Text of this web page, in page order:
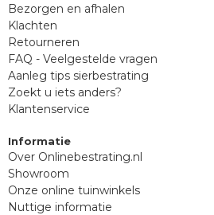
Bezorgen en afhalen
Klachten
Retourneren
FAQ - Veelgestelde vragen
Aanleg tips sierbestrating
Zoekt u iets anders?
Klantenservice
Informatie
Over Onlinebestrating.nl
Showroom
Onze online tuinwinkels
Nuttige informatie